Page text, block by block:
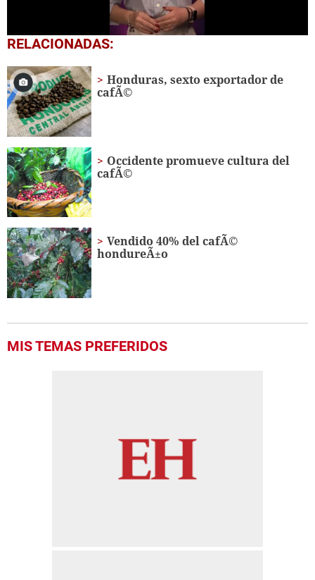
0
seconds
38
seconds
RELACIONADAS:
Honduras, sexto exportador de
cafÃ©
Occidente promueve cultura del
cafÃ©
Vendido 40% del cafÃ©
hondureÃ±o
MIS TEMAS PREFERIDOS